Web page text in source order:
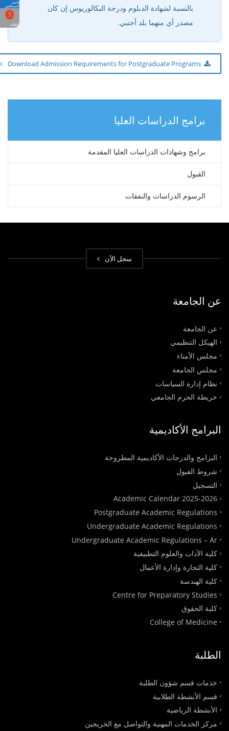
بالنسبة لشهادة الدبلوم ودرجة البكالوريوس إن كان
مصدر أي منهما بلد أجنبي.
برامج الدراسات العليا
برامج وشهادات الدراسات العليا المقدمة
القبول
الرسوم الدراسات والنفقات
سجل الآن
عن الجامعة
عن الجامعة
الهيكل التنظيمي
مجلس الأمناء
مجلس الجامعة
نظام إدارة السياسات
خريطة الحرم الجامعي
البرامج الأكاديمية
البرامج والدرجات الأكاديمية المطروحة
شروط القبول
التسجيل
Academic Calendar 2025-2026
Postgraduate Academic Regulations
Undergraduate Academic Regulations
Undergraduate Academic Regulations – Ar
كلية الآداب والعلوم التطبيقية
كلية التجارة وإدارة الأعمال
كلية الهندسة
Centre for Preparatory Studies
كلية الحقوق
College of Medicine
الطلبة
خدمات قسم شؤون الطلبة
قسم الأنشطة الطلابية
الأنشطة الرياضية
مركز الخدمات المهنية والتواصل مع الخريجين
قائمة
الموظفين
الطلبة